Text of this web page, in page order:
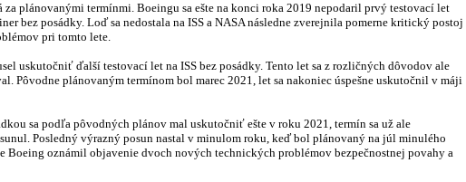
za plánovanými termínmi. Boeingu sa ešte na konci roka 2019 nepodaril prvý testovací let
bez posádky. Loď sa nedostala na ISS a NASA následne zverejnila pomerne kritický postoj
pri tomto lete.
uskutočniť ďalší testovací let na ISS bez posádky. Tento let sa z rozličných dôvodov ale
Pôvodne plánovaným termínom bol marec 2021, let sa nakoniec úspešne uskutočnil v máji
sa podľa pôvodných plánov mal uskutočniť ešte v roku 2021, termín sa už ale
Posledný výrazný posun nastal v minulom roku, keď bol plánovaný na júl minulého
Boeing oznámil objavenie dvoch nových technických problémov bezpečnostnej povahy a